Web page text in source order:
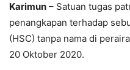
Karimun – Satuan tugas
penangkapan terhadap
(HSC) tanpa nama di
20 Oktober 2020.